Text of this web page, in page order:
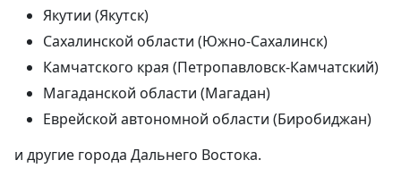
Якутии (Якутск)
Сахалинской области (Южно-Сахалинск)
Камчатского края (Петропавловск-Камчатский)
Магаданской области (Магадан)
Еврейской автономной области (Биробиджан)
и другие города Дальнего Востока.